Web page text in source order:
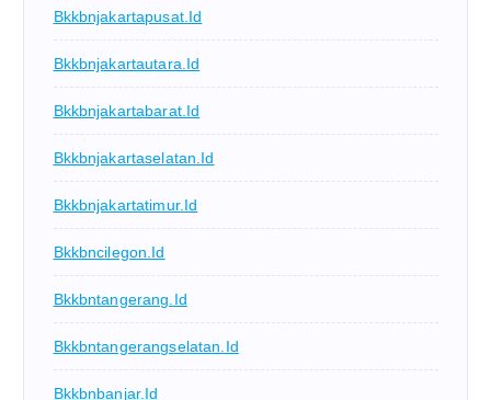
Bkkbnjakartapusat.id
Bkkbnjakartautara.id
Bkkbnjakartabarat.id
Bkkbnjakartaselatan.id
Bkkbnjakartatimur.id
Bkkbncilegon.id
Bkkbntangerang.id
Bkkbntangerangselatan.id
Bkkbnbanjar.id